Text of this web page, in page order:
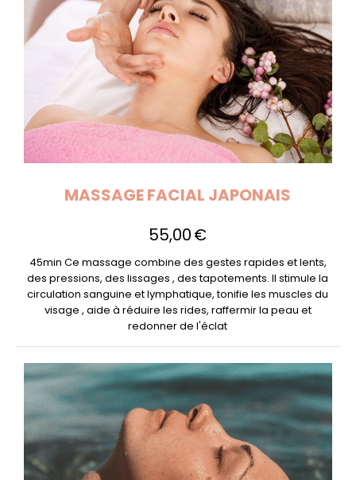
MASSAGE FACIAL JAPONAIS
55,00€
45min Ce massage combine des gestes rapides et lents,
des pressions, des lissages , des tapotements. Il stimule la
circulation sanguine et lymphatique, tonifie les muscles du
visage , aide à réduire les rides, raffermir la peau et
redonner de l'éclat